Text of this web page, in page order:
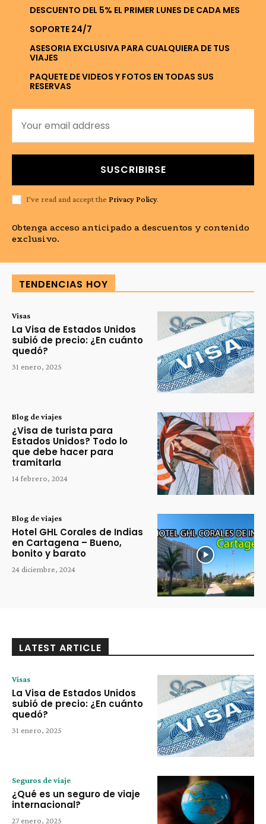
DESCUENTO DEL 5% EL PRIMER LUNES DE CADA MES
SOPORTE 24/7
ASESORIA EXCLUSIVA PARA CUALQUIERA DE TUS
VIAJES
PAQUETE DE VIDEOS Y FOTOS EN TODAS SUS
RESERVAS
SUSCRIBIRSE
I've read and accept the Privacy Policy.
Obtenga acceso anticipado a descuentos y contenido
exclusivo.
TENDENCIAS HOY
Visas
La Visa de Estados Unidos
subió de precio: ¿En cuánto
quedó?
31 enero, 2025
Blog de viajes
¿Visa de turista para
Estados Unidos? Todo lo
que debe hacer para
tramitarla
14 febrero, 2024
Blog de viajes
Hotel GHL Corales de Indias
en Cartagena – Bueno,
bonito y barato
24 diciembre, 2024
LATEST ARTICLE
Visas
La Visa de Estados Unidos
subió de precio: ¿En cuánto
quedó?
31 enero, 2025
Seguros de viaje
¿Qué es un seguro de viaje
internacional?
27 enero, 2025